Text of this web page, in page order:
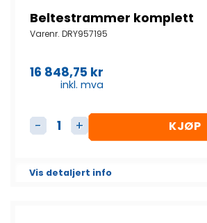
Beltestrammer komplett
Varenr. DRY957195
16 848,75 kr
inkl. mva
Beltestrammer komplett antall
KJØP
Vis detaljert info